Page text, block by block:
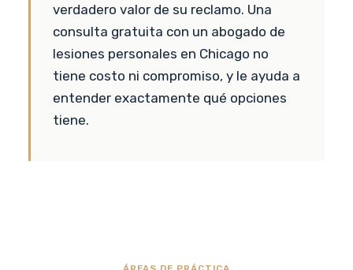
verdadero valor de su reclamo. Una
consulta gratuita con un abogado de
lesiones personales en Chicago no
tiene costo ni compromiso, y le ayuda a
entender exactamente qué opciones
tiene.